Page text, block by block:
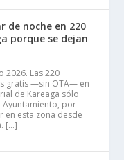
de noche en 220
porque se dejan
2026. Las 220
gratis —sin OTA— en
de Kareaga sólo
por
esta zona desde
[…]